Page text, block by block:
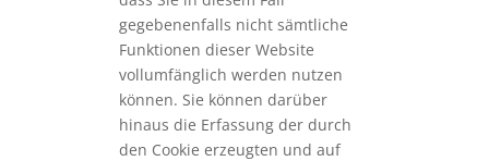
gegebenenfalls nicht sämtliche
Funktionen dieser Website
vollumfänglich werden nutzen
können. Sie können darüber
hinaus die Erfassung der durch
den Cookie erzeugten und auf